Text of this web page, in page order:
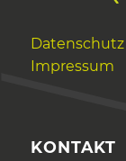
Datenschutz
Impressum
KONTAKT